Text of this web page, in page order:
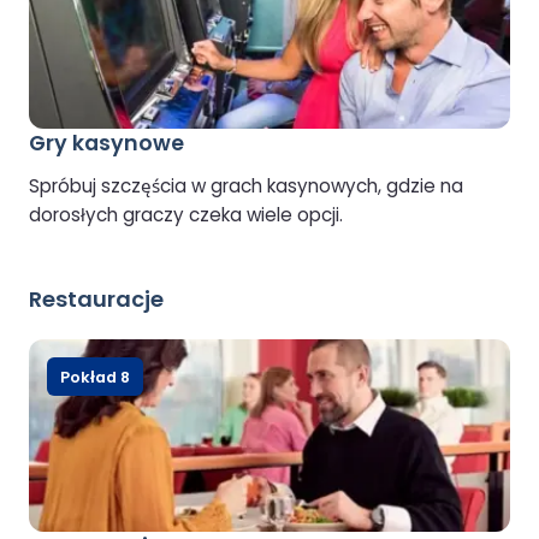
Gry kasynowe
Spróbuj szczęścia w grach kasynowych, gdzie na
dorosłych graczy czeka wiele opcji.
Restauracje
Pokład 8